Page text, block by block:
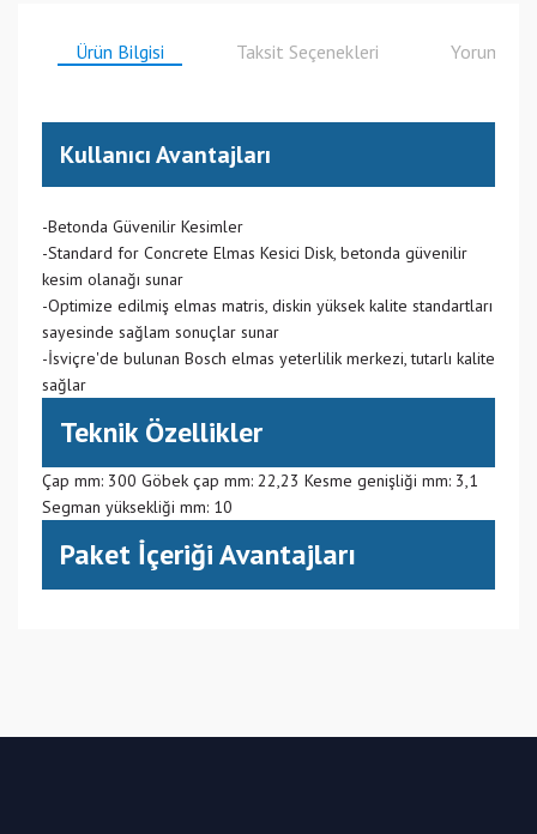
Ürün Bilgisi Taksit Seçenekleri Yorumlar
Kullanıcı Avantajları
-Betonda Güvenilir Kesimler
-Standard for Concrete Elmas Kesici Disk, betonda güvenilir
kesim olanağı sunar
-Optimize edilmiş elmas matris, diskin yüksek kalite standartları
sayesinde sağlam sonuçlar sunar
-İsviçre'de bulunan Bosch elmas yeterlilik merkezi, tutarlı kalite
sağlar
Teknik Özellikler
Çap mm: 300 Göbek çap mm: 22,23 Kesme genişliği mm: 3,1
Segman yüksekliği mm: 10
Paket İçeriği Avantajları